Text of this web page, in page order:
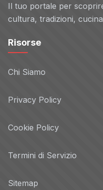
Il tuo portale per
cultura, tradizioni,
Risorse
Chi Siamo
Privacy Policy
Cookie Policy
Termini di Servizio
Sitemap